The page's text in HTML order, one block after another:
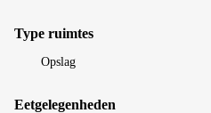
Type ruimtes
Opslag
Eetgelegenheden